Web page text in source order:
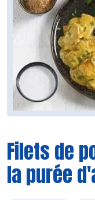
Filets de
la purée